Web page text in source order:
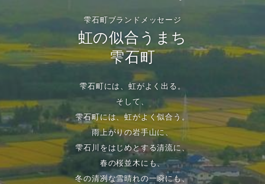
雫石町ブランドメッセージ
虹の似合うまち
雫石町
雫石町には、虹がよく出る。
そして、
雫石町には、虹がよく似合う。
雨上がりの岩手山に、
雫石川をはじめとする清流に、
春の桜並木にも、
冬の清冽な雪晴れの一瞬にも、